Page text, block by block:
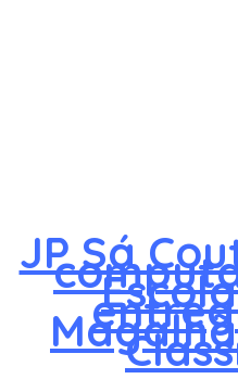
JP Sá